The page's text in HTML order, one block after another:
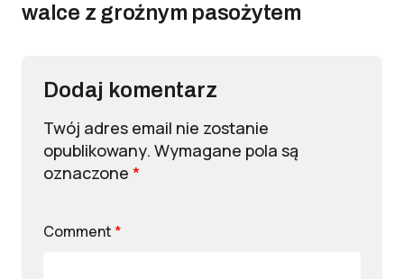
walce z groźnym pasożytem
Dodaj komentarz
Twój adres email nie zostanie
opublikowany. Wymagane pola są
oznaczone *
Comment *